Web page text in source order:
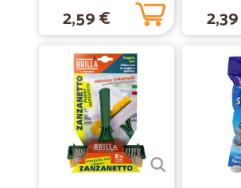
Sandra P.
Servizio ottimo
—Paolo P.
abbiamo ricevuto tutto nei tempi…
abbiamo ricevuto tutto nei tempi indicati
2,59 €